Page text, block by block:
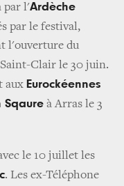
par l'Ardèche
par le festival,
l'ouverture du
Clair le 30 juin.
aux Eurockéennes
Sqaure à Arras le 3
le 10 juillet les
. Les ex-Téléphone